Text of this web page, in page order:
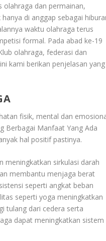
olahraga dan permainan,
di anggap sebagai
waktu olahraga terus
formal. Pada abad ke-19
olahraga, federasi dan
kami berikan penjelasan yang
fisik, mental dan
Berbagai Manfaat Yang Ada
hal positif pastinya.
meningkatkan sirkulasi darah
membantu menjaga berat
seperti angkat beban
seperti yoga meningkatkan
tulang dari cedera serta
dapat meningkatkan sistem